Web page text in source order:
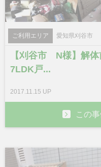
ご利用エリア 愛知県刈谷市
【刈谷市 N様】解体
7LDK戸...
2017.11.15 UP
この